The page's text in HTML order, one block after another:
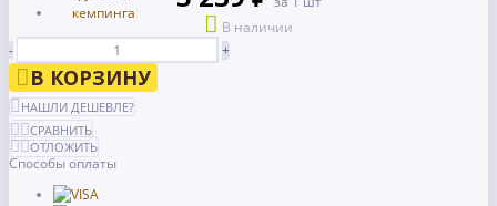
В наличии
-
+
В КОРЗИНУ
НАШЛИ ДЕШЕВЛЕ?
СРАВНИТЬ
ОТЛОЖИТЬ
Способы оплаты